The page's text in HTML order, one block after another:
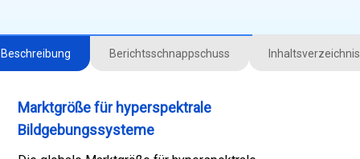
Beschreibung Berichtsschnappschuss Inhaltsverzeichnis
Marktgröße für hyperspektrale
Bildgebungssysteme